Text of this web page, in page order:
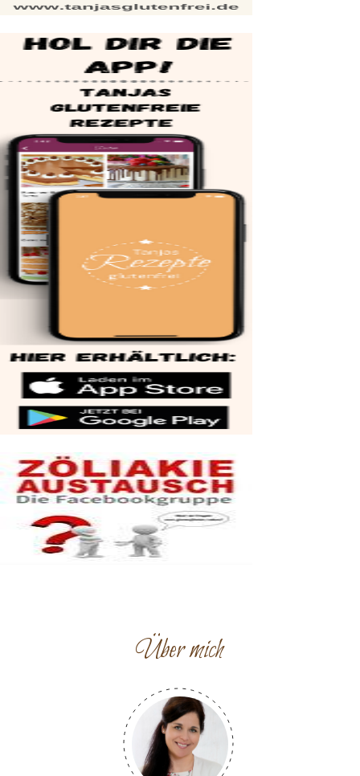
Über mich